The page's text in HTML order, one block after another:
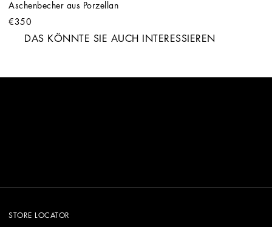
Aschenbecher aus Porzellan
€350
DAS KÖNNTE SIE AUCH INTERESSIEREN
STORE LOCATOR